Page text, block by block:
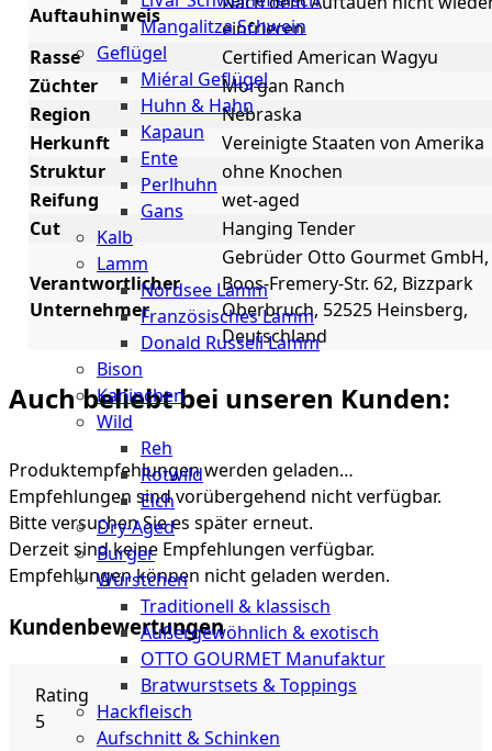
Mangalitza Schwein
Geflügel
Miéral Geflügel
Huhn & Hahn
Kapaun
Ente
Perlhuhn
Gans
Kalb
Lamm
Nordsee Lamm
Französisches Lamm
Donald Russell Lamm
Bison
Kaninchen
Wild
Reh
Rotwild
Elch
Dry-Aged
Burger
Würstchen
Traditionell & klassisch
Außergewöhnlich & exotisch
OTTO GOURMET Manufaktur
Bratwurstsets & Toppings
Hackfleisch
Aufschnitt & Schinken
Auftauhinweis
einfrieren
Rasse
Certified American Wagyu
Züchter
Morgan Ranch
Region
Nebraska
Herkunft
Vereinigte Staaten von Amerika
Struktur
ohne Knochen
Reifung
wet-aged
Cut
Hanging Tender
Verantwortlicher
Unternehmer
Gebrüder Otto Gourmet GmbH,
Boos-Fremery-Str. 62, Bizzpark
Oberbruch, 52525 Heinsberg,
Deutschland
Auch beliebt bei unseren Kunden:
Produktempfehlungen werden geladen…
Empfehlungen sind vorübergehend nicht verfügbar.
Bitte versuchen Sie es später erneut.
Derzeit sind keine Empfehlungen verfügbar.
Empfehlungen können nicht geladen werden.
Kundenbewertungen
Rating
5